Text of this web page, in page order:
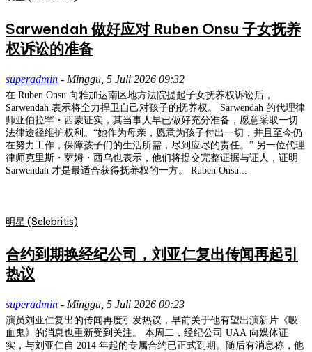
Sarwendah 做好应对 Ruben Onsu 子女抚养
权诉讼的准备
superadmin - Minggu, 5 Juli 2026 09:32
在 Ruben Onsu 向雅加达南区地方法院提起子女抚养权诉讼后，
Sarwendah 表示将全力捍卫自己对孩子的抚养权。 Sarwendah 的代理律
师亚伯拉罕・西蒙证实，其当事人早已做好充分准备，愿意采取一切
法律途径维护权利。“她作为母亲，愿意为孩子付出一切，并且至今仍
在努力工作，保障孩子们的生活所需，尽到应尽的责任。” 另一位代理
律师克里斯・萨姆・西乌也表示，他们将提交完整证据与证人，证明
Sarwendah 才是最适合获得抚养权的一方。 Ruben Onsu...
明星 (Selebritis)
合约到期换经纪公司，刘亚仁复出传闻再起引
热议
superadmin - Minggu, 5 Juli 2026 09:23
演员刘亚仁复出的传闻再度引发热议，早前关于他有望出演新片《吸
血鬼》的消息也重新受到关注。 本周二，经纪公司 UAA 向媒体证
实，与刘亚仁自 2014 年起的专属合约已正式到期。随后有消息称，他